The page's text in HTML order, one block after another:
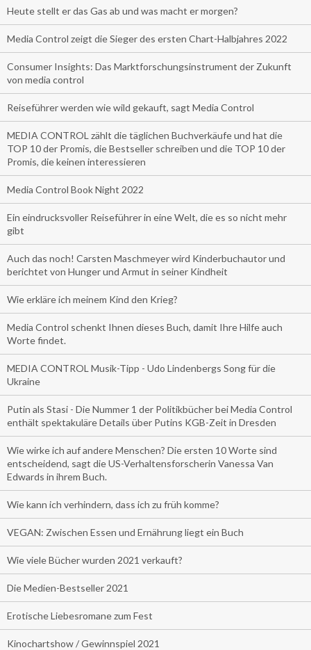
Heute stellt er das Gas ab und was macht er morgen?
Media Control zeigt die Sieger des ersten Chart-Halbjahres 2022
Consumer Insights: Das Marktforschungsinstrument der Zukunft
von media control
Reiseführer werden wie wild gekauft, sagt Media Control
MEDIA CONTROL zählt die täglichen Buchverkäufe und hat die
TOP 10 der Promis, die Bestseller schreiben und die TOP 10 der
Promis, die keinen interessieren
Media Control Book Night 2022
Ein eindrucksvoller Reiseführer in eine Welt, die es so nicht mehr
gibt
Auch das noch! Carsten Maschmeyer wird Kinderbuchautor und
berichtet von Hunger und Armut in seiner Kindheit
Wie erkläre ich meinem Kind den Krieg?
Media Control schenkt Ihnen dieses Buch, damit Ihre Hilfe auch
Worte findet.
MEDIA CONTROL Musik-Tipp - Udo Lindenbergs Song für die
Ukraine
Putin als Stasi - Die Nummer 1 der Politikbücher bei Media Control
enthält spektakuläre Details über Putins KGB-Zeit in Dresden
Wie wirke ich auf andere Menschen? Die ersten 10 Worte sind
entscheidend, sagt die US-Verhaltensforscherin Vanessa Van
Edwards in ihrem Buch.
Wie kann ich verhindern, dass ich zu früh komme?
VEGAN: Zwischen Essen und Ernährung liegt ein Buch
Wie viele Bücher wurden 2021 verkauft?
Die Medien-Bestseller 2021
Erotische Liebesromane zum Fest
Kinochartshow / Gewinnspiel 2021